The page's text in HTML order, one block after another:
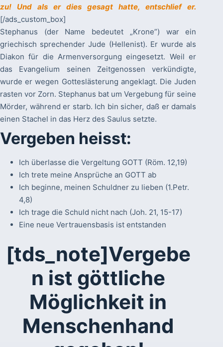
zu! Und als er dies gesagt hatte, entschlief er.
[/ads_custom_box]
Stephanus (der Name bedeutet „Krone”) war ein
griechisch sprechender Jude (Hellenist). Er wurde als
Diakon für die Armenversorgung eingesetzt. Weil er
das Evangelium seinen Zeitgenossen verkündigte,
wurde er wegen Gotteslästerung angeklagt. Die Juden
rasten vor Zorn. Stephanus bat um Vergebung für seine
Mörder, während er starb. Ich bin sicher, daß er damals
einen Stachel in das Herz des Saulus setzte.
Vergeben heisst:
Ich überlasse die Vergeltung GOTT (Röm. 12,19)
Ich trete meine Ansprüche an GOTT ab
Ich beginne, meinen Schuldner zu lieben (1.Petr.
4,8)
Ich trage die Schuld nicht nach (Joh. 21, 15-17)
Eine neue Vertrauensbasis ist entstanden
[tds_note]Vergebe
n ist göttliche
Möglichkeit in
Menschenhand